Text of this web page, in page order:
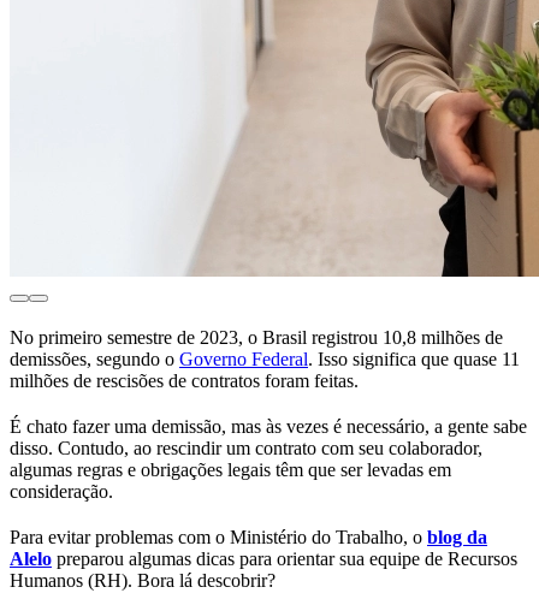
No primeiro semestre de 2023, o Brasil registrou 10,8 milhões de
demissões, segundo o Governo Federal. Isso significa que quase 11
milhões de rescisões de contratos foram feitas.
É chato fazer uma demissão, mas às vezes é necessário, a gente sabe
disso. Contudo, ao rescindir um contrato com seu colaborador,
algumas regras e obrigações legais têm que ser levadas em
consideração.
Para evitar problemas com o Ministério do Trabalho, o blog da
Alelo preparou algumas dicas para orientar sua equipe de Recursos
Humanos (RH). Bora lá descobrir?